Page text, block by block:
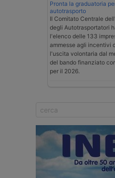
Pronta la graduatoria
autotrasporto
Il Comitato Centrale
degli Autotrasportatori
l'elenco delle 133
ammesse agli incentivi
l'uscita volontaria dal
del bando finanziato
per il 2026.